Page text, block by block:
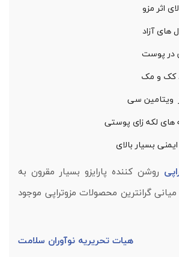
اثر مزو
های آزاد
در پوست
کک و مک
ویتامین سی
های لکه زای پوستی
بسیار بالای
روشن کننده پارایزو بسیار مقرون به
گرانترین محصولات مزوتراپی موجود
هیات تحریریه نوآوران سلامت